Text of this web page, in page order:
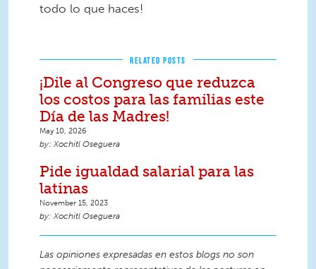
todo lo que haces!
RELATED POSTS
¡Dile al Congreso que reduzca
los costos para las familias este
Día de las Madres!
May 10, 2026
Xochitl Oseguera
Pide igualdad salarial para las
latinas
November 15, 2023
Xochitl Oseguera
Las opiniones expresadas en estos blogs no son